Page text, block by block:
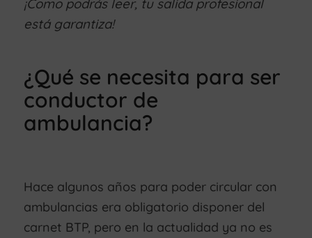
¡Como podrás leer, tu salida profesional
está garantiza!
¿Qué se necesita para ser
conductor de
ambulancia?
Hace algunos años para poder circular con
ambulancias era obligatorio disponer del
carnet BTP, pero en la actualidad ya no es